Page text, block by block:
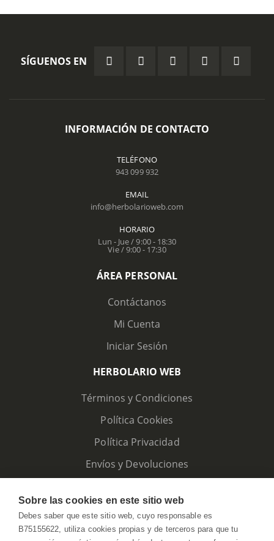
SÍGUENOS EN
INFORMACIÓN DE CONTACTO
TELÉFONO
943 099 932
EMAIL
info@herbolarioweb.com
HORARIO
Lun - Jue / 9:00 - 18:30
Vie / 9:00 - 17:30
ÁREA PERSONAL
Contáctanos
Mi Cuenta
Iniciar Sesión
HERBOLARIO WEB
Términos y Condiciones
Política Cookies
Política Privacidad
Envíos y Devoluciones
Sobre las cookies en este sitio web
Debes saber que este sitio web, cuyo responsable es
B75155622, utiliza cookies propias y de terceros para que tu